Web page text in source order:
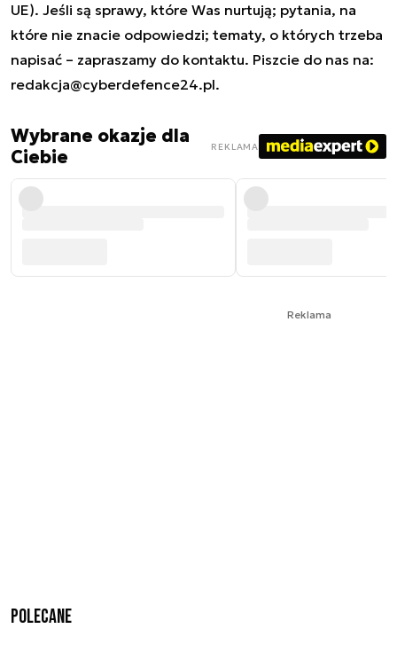
UE). Jeśli są sprawy, które Was nurtują; pytania, na
które nie znacie odpowiedzi; tematy, o których trzeba
napisać – zapraszamy do kontaktu. Piszcie do nas na:
redakcja@cyberdefence24.pl.
Wybrane okazje dla
Ciebie
REKLAMA
Reklama
Polecane